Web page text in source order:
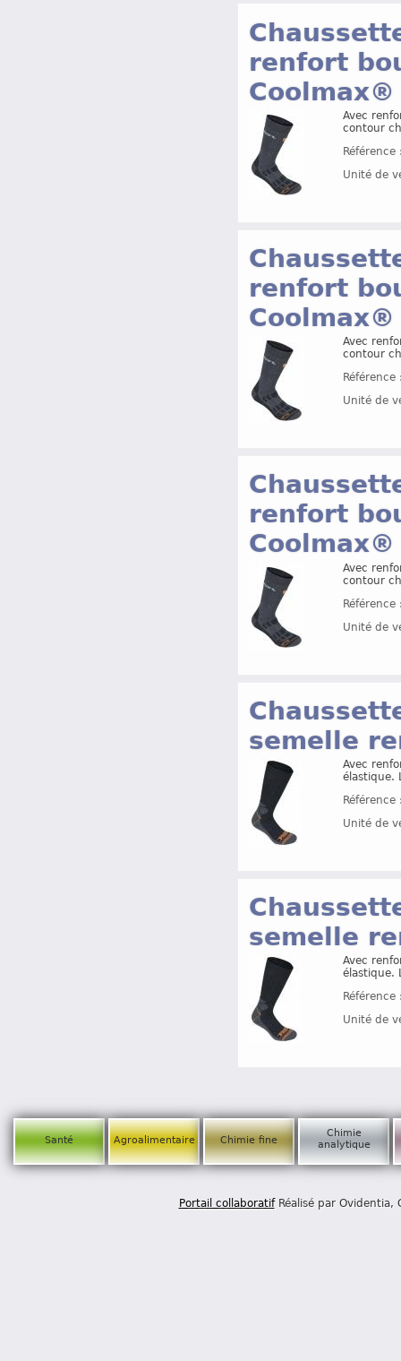
renfort
Coolmax®
Avec
contour
Unité de
renfort
Coolmax®
Avec
contour
Unité de
renfort
Coolmax®
Avec
contour
Unité de
semelle
Avec
élastique.
Unité de
semelle
Avec
élastique.
Unité de
Santé Agroalimentaire Chimie fine
Chimie
analytique
Portail collaboratifRéalisé par Ovidentia,